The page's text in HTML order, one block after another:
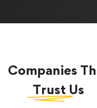
Companies
Trust Us